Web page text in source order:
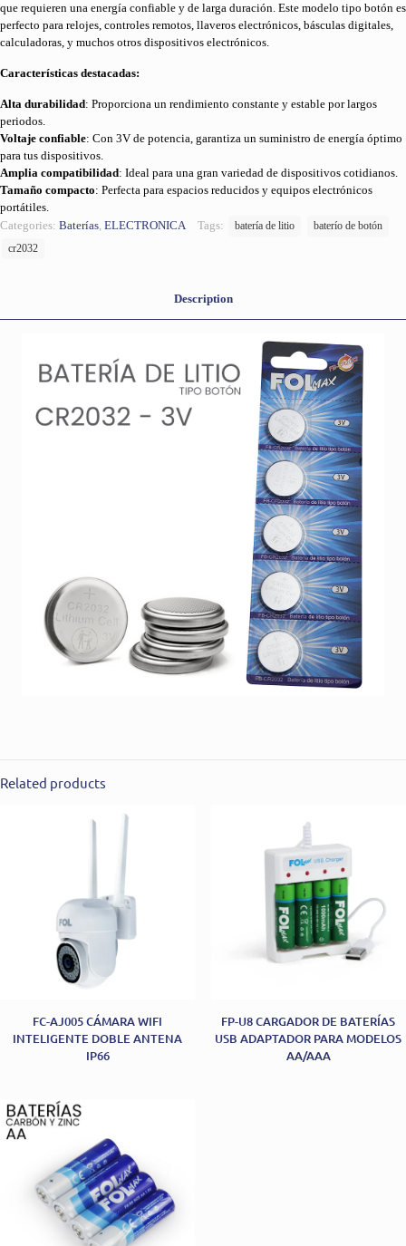
que requieren una energía confiable y de larga duración. Este modelo tipo botón es
perfecto para relojes, controles remotos, llaveros electrónicos, básculas digitales,
calculadoras, y muchos otros dispositivos electrónicos.
Características destacadas:
Alta durabilidad: Proporciona un rendimiento constante y estable por largos
periodos.
Voltaje confiable: Con 3V de potencia, garantiza un suministro de energía óptimo
para tus dispositivos.
Amplia compatibilidad: Ideal para una gran variedad de dispositivos cotidianos.
Tamaño compacto: Perfecta para espacios reducidos y equipos electrónicos
portátiles.
Categories: Baterías, ELECTRONICA Tags: batería de litio
baterío de botón
cr2032
Description
Related products
FC-AJ005 CÁMARA WIFI
INTELIGENTE DOBLE ANTENA
IP66
FP-U8 CARGADOR DE BATERÍAS
USB ADAPTADOR PARA MODELOS
AA/AAA